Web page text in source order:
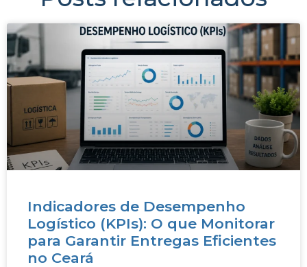
Indicadores de Desempenho
Logístico (KPIs): O que Monitorar
para Garantir Entregas Eficientes
no Ceará